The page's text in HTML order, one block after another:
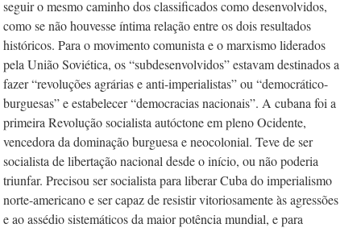
seguir o mesmo caminho dos classificados como desenvolvidos,
como se não houvesse íntima relação entre os dois resultados
históricos. Para o movimento comunista e o marxismo liderados
pela União Soviética, os “subdesenvolvidos” estavam destinados a
fazer “revoluções agrárias e anti-imperialistas” ou “democrático-
burguesas” e estabelecer “democracias nacionais”. A cubana foi a
primeira Revolução socialista autóctone em pleno Ocidente,
vencedora da dominação burguesa e neocolonial. Teve de ser
socialista de libertação nacional desde o início, ou não poderia
triunfar. Precisou ser socialista para liberar Cuba do imperialismo
norte-americano e ser capaz de resistir vitoriosamente às agressões
e ao assédio sistemáticos da maior potência mundial, e para